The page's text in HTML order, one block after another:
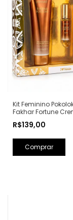
Kit Feminino
Fakhar Fortune
Perfume Elixir (Ref.
R$139,00